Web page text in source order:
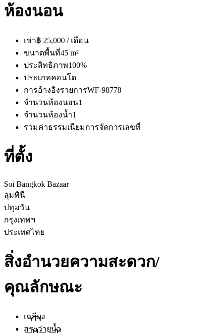
ห้องนอน
เช่า฿ 25,000 / เดือน
ขนาดพื้นที่45 m²
ประสิทธิภาพ100%
ประเภทคอนโด
การอ้างอิงรายการWF-98778
จำนวนห้องนอน1
จำนวนห้องน้ำ1
รวมค่าธรรมเนียมการจัดการเลขที่
ที่ตั้ง
Soi Bangkok Bazaar
ลุมพินี
ปทุมวัน
กรุงเทพฯ
ประเทศไทย
สิ่งอำนวยความสะดวก/
คุณลักษณะ
เฉลียง
สระว่ายน้ำ